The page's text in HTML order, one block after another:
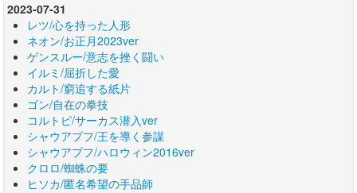
2023-07-31
レツ/心を持った人形
ネオン/お正月2023ver
ゲンスルー/意志を挫く闘い
イルミ/屈折した愛
カルト/窮追する紙片
ゴン/自在の拳技
コルトピ/サーカス潜入ver
シャウアプフ/王を導く参謀
シャウアプフ/ハロウィン2016ver
クロロ/蜘蛛の要
ヒソカ/匿名希望の手品師